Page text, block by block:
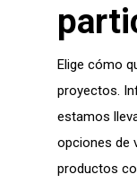
Elige cómo
proyectos.
estamos
opciones de
productos